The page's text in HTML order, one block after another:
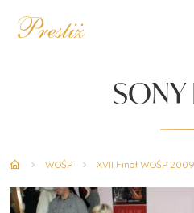
WOŚP XVII Finał WOŚP 2009